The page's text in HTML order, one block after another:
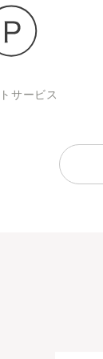
サービス